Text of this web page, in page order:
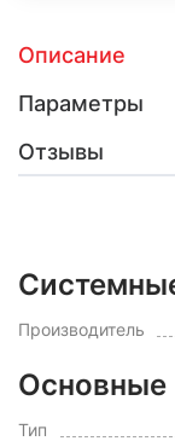
Описание
Параметры
Отзывы
Производитель
Основные
Тип